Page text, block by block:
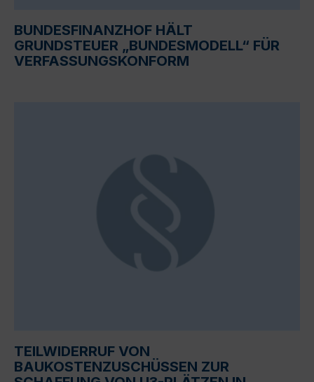
BUNDESFINANZHOF HÄLT
GRUNDSTEUER „BUNDESMODELL“ FÜR
VERFASSUNGSKONFORM
TEILWIDERRUF VON
BAUKOSTENZUSCHÜSSEN ZUR